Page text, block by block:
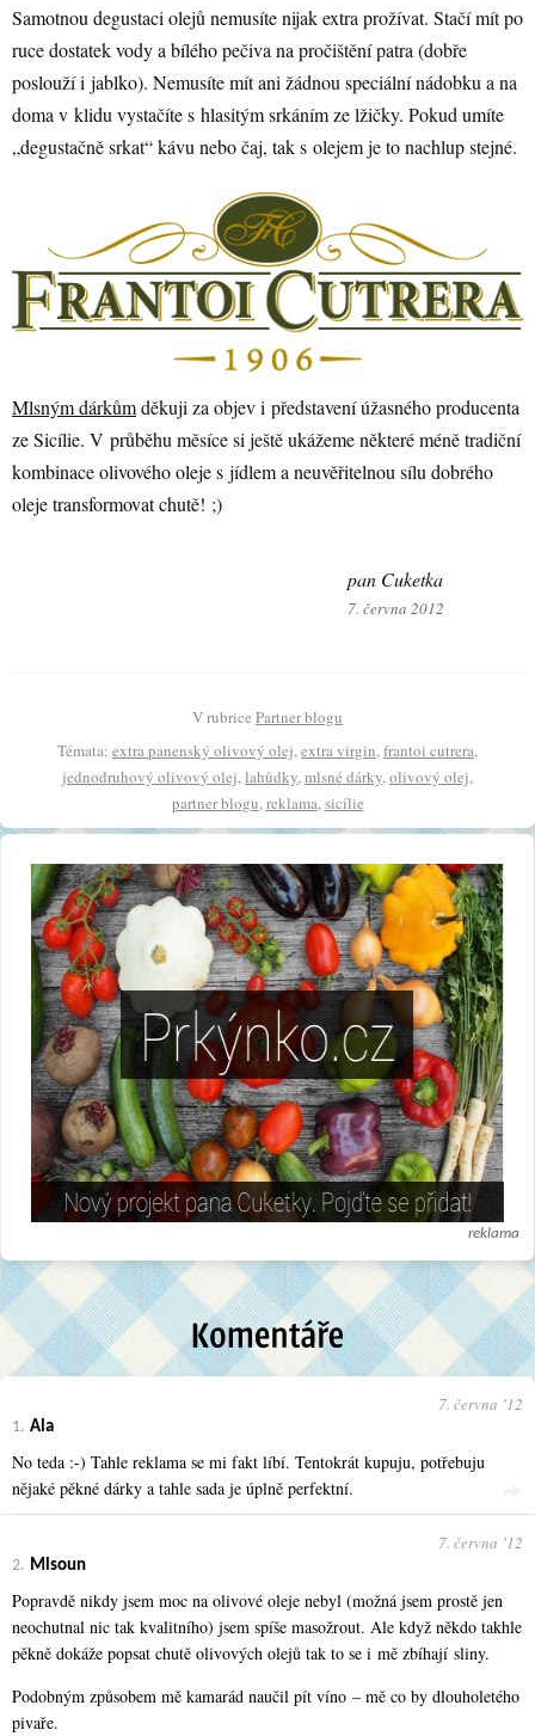
Samotnou degustaci olejů nemusíte nijak extra prožívat. Stačí mít po
ruce dostatek vody a bílého pečiva na pročištění patra (dobře
poslouží i jablko). Nemusíte mít ani žádnou speciální nádobku a na
doma v klidu vystačíte s hlasitým srkáním ze lžičky. Pokud umíte
„degustačně srkat“ kávu nebo čaj, tak s olejem je to nachlup stejné.
Mlsným dárkůmděkuji za objev i představení úžasného producenta
ze Sicílie. V průběhu měsíce si ještě ukážeme některé méně tradiční
kombinace olivového oleje s jídlem a neuvěřitelnou sílu dobrého
oleje transformovat chutě! ;)
pan Cuketka
7. června 2012
V rubrice Partner blogu
Témata: extra panenský olivový olej,extra virgin,frantoi cutrera,
jednodruhový olivový olej,lahůdky,mlsné dárky,olivový olej,
partner blogu,reklama,sicílie
reklama
1. Ala
7. června ʼ12
No teda :-) Tahle reklama se mi fakt líbí. Tentokrát kupuju, potřebuju
nějaké pěkné dárky a tahle sada je úplně perfektní.
2. Mlsoun
7. června ʼ12
Popravdě nikdy jsem moc na olivové oleje nebyl (možná jsem prostě jen
neochutnal nic tak kvalitního) jsem spíše masožrout. Ale když někdo takhle
pěkně dokáže popsat chutě olivových olejů tak to se i mě zbíhají sliny.
Podobným způsobem mě kamarád naučil pít víno – mě co by dlouholetého
pivaře.